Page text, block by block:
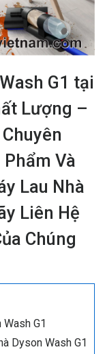
G1 tại
Lượng –
Phẩm Và
Lau Nhà
Liên Hệ
Chúng
G1
Dyson Wash G1